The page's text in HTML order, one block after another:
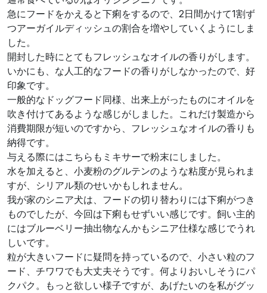
急にフードをかえると下痢をするので、2日間かけて1割ず
つアーガイルディッシュの割合を増やしていくようにしま
した。
開封した時にとてもフレッシュなオイルの香りがします。
いかにも、な人工的なフードの香りがしなかったので、好
印象です。
一般的なドッグフード同様、出来上がったものにオイルを
吹き付けてあるような感じがしました。これだけ製造から
消費期限が短いのですから、フレッシュなオイルの香りも
納得です。
与える際にはこちらもミキサーで粉末にしました。
水を加えると、小麦粉のグルテンのような粘度が見られま
すが、シリアル類のせいかもしれません。
我が家のシニア犬は、フードの切り替わりには下痢がつき
ものでしたが、今回は下痢もせずいい感じです。飼い主的
にはブルーベリー抽出物なんかもシニア仕様な感じでうれ
しいです。
粒が大きいフードに疑問を持っているので、小さい粒のフ
ード、チワワでも大丈夫そうです。何よりおいしそうにパ
クパク。もっと欲しい様子ですが、あげたいのを私がグッ